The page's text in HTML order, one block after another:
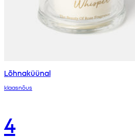
Lõhnaküünal
klaasnõus
4